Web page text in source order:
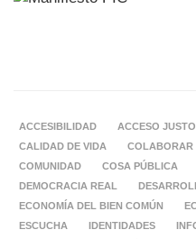
ACCESIBILIDAD ACCESO JUSTO
CALIDAD DE VIDA
COLABORAR
COMUNIDAD
COSA PÚBLICA
DEMOCRACIA REAL
ECONOMÍA DEL BIEN COMÚN
ESCUCHA
IDENTIDADES